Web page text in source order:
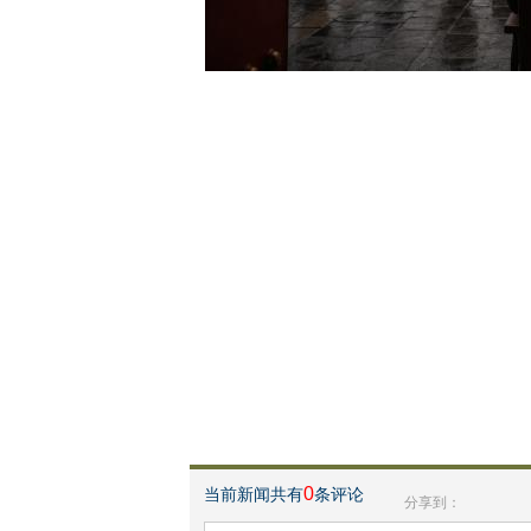
当前新闻共有0条评论 分享到：